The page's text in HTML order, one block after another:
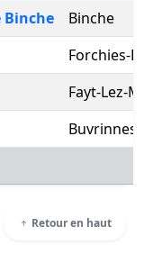
Binche
Binche
Forchies-
Fayt-Lez-
Buvrinnes
Retour en haut